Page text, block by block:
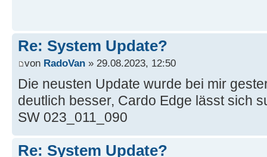
Re: System Update?
von RadoVan » 29.08.2023, 12:50
Die neusten Update wurde bei mir
deutlich besser, Cardo Edge lässt sich
SW 023_011_090
Re: System Update?